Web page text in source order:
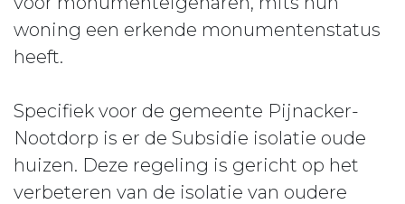
woning een erkende monumentenstatus
heeft.
Specifiek voor de gemeente Pijnacker-
Nootdorp is er de Subsidie isolatie oude
huizen. Deze regeling is gericht op het
verbeteren van de isolatie van oudere